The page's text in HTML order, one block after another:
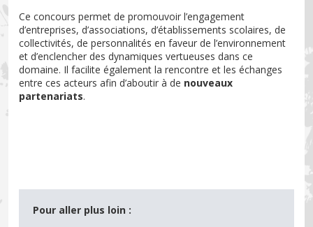
Ce concours permet de promouvoir l’engagement
d’entreprises, d’associations, d’établissements scolaires, de
collectivités, de personnalités en faveur de l’environnement
et d’enclencher des dynamiques vertueuses dans ce
domaine. Il facilite également la rencontre et les échanges
entre ces acteurs afin d’aboutir à de nouveaux
partenariats.
Pour aller plus loin :